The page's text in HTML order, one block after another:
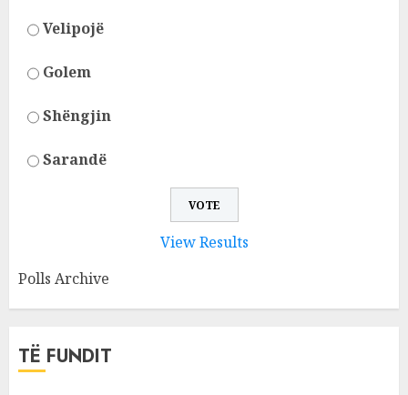
Velipojë
Golem
Shëngjin
Sarandë
View Results
Polls Archive
TË FUNDIT